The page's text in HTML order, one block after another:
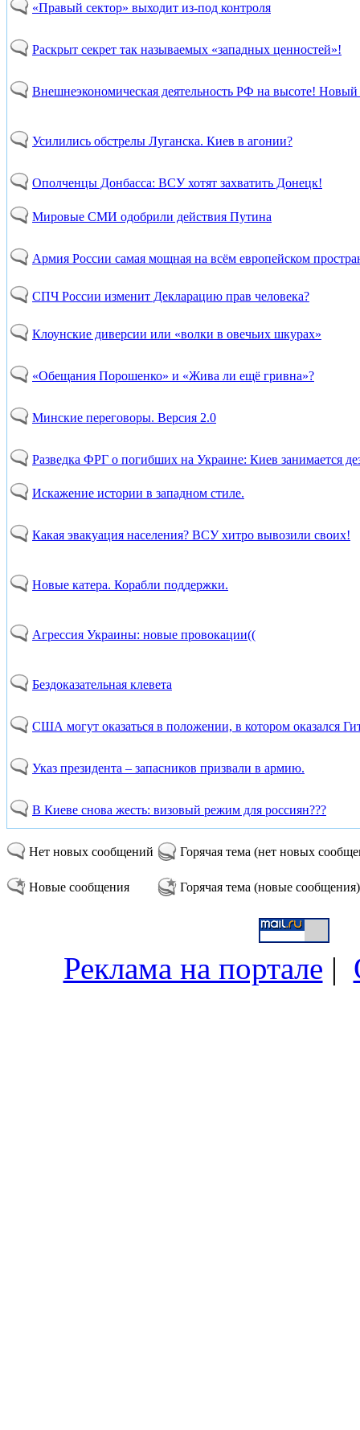
«Правый сектор» выходит из-под контроля
Раскрыт секрет так называемых «западных ценностей»!
Внешнеэкономическая деятельность РФ на высоте! Новый
Усилились обстрелы Луганска. Киев в агонии?
Ополченцы Донбасса: ВСУ хотят захватить Донецк!
Мировые СМИ одобрили действия Путина
Армия России самая мощная на всём европейском
СПЧ России изменит Декларацию прав человека?
Клоунские диверсии или «волки в овечьих шкурах»
«Обещания Порошенко» и «Жива ли ещё гривна»?
Минские переговоры. Версия 2.0
Разведка ФРГ о погибших на Украине: Киев занимается
Искажение истории в западном стиле.
Какая эвакуация населения? ВСУ хитро вывозили своих!
Новые катера. Корабли поддержки.
Агрессия Украины: новые провокации((
Бездоказательная клевета
США могут оказаться в положении, в котором оказался
Указ президента – запасников призвали в армию.
В Киеве снова жесть: визовый режим для россиян???
Нет новых сообщений
Новые сообщения
Горячая тема (нет новых
Горячая тема (новые сообщения)
Реклама на портале |